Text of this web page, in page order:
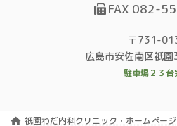
FAX 082-
〒731-
広島市安佐南区祇
駐車場２３台
祇園わだ内科クリニック・ホームページ